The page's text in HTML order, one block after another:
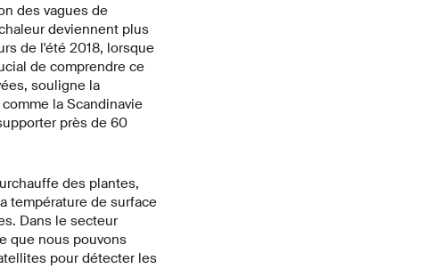
des vagues de
deviennent plus
de l'été 2018, lorsque
de comprendre ce
souligne la
la Scandinavie
près de 60
des plantes,
température de surface
Dans le secteur
que nous pouvons
pour détecter les